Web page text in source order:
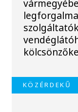
KÖZÉRDEKŰ